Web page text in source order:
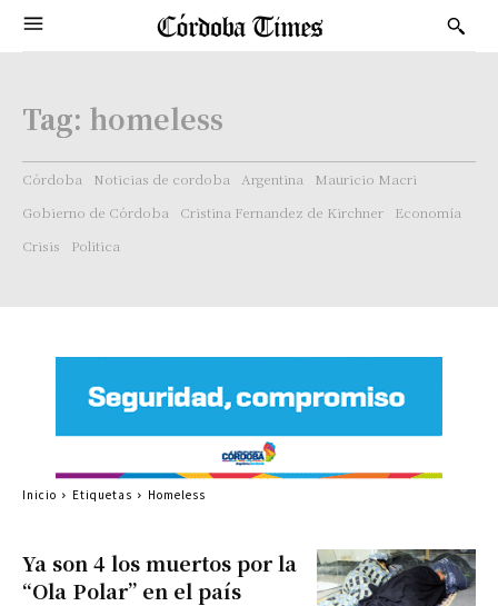
Tag: homeless
Córdoba Noticias de cordoba Argentina
Mauricio Macri
Gobierno de Córdoba
Cristina Fernandez de Kirchner
Economía
Crisis
Politica
Ya son 4 los muertos por la
“Ola Polar” en el país
Inicio Etiquetas Homeless